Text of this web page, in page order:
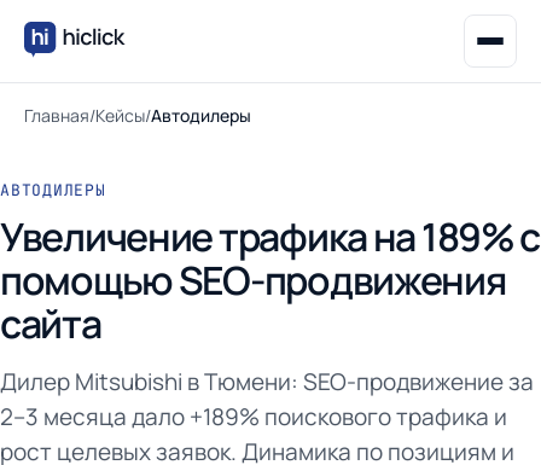
Главная/Кейсы/Автодилеры
АВТОДИЛЕРЫ
Увеличение трафика на 189% с
помощью SEO-продвижения
сайта
Дилер Mitsubishi в Тюмени: SEO-продвижение за
2–3 месяца дало +189% поискового трафика и
рост целевых заявок. Динамика по позициям и